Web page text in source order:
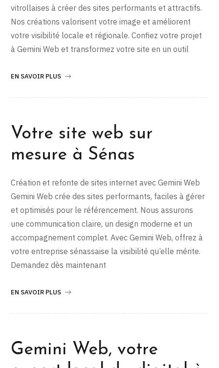
vitrollaises à créer des sites performants et attractifs.
Nos créations valorisent votre image et améliorent
votre visibilité locale et régionale. Confiez votre projet
à Gemini Web et transformez votre site en un outil
EN SAVOIR PLUS
Votre site web sur
mesure à Sénas
Création et refonte de sites internet avec Gemini Web
Gemini Web crée des sites performants, faciles à gérer
et optimisés pour le référencement. Nous assurons
une communication claire, un design moderne et un
accompagnement complet. Avec Gemini Web, offrez à
votre entreprise sénassaise la visibilité qu’elle mérite.
Demandez dès maintenant
EN SAVOIR PLUS
Gemini Web, votre